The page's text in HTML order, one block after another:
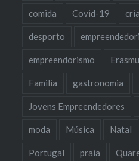
comida Covid-19
desporto
empreendorismo
Familia gastronomia
Jovens Empreendedores
moda Música Natal
Portugal praia